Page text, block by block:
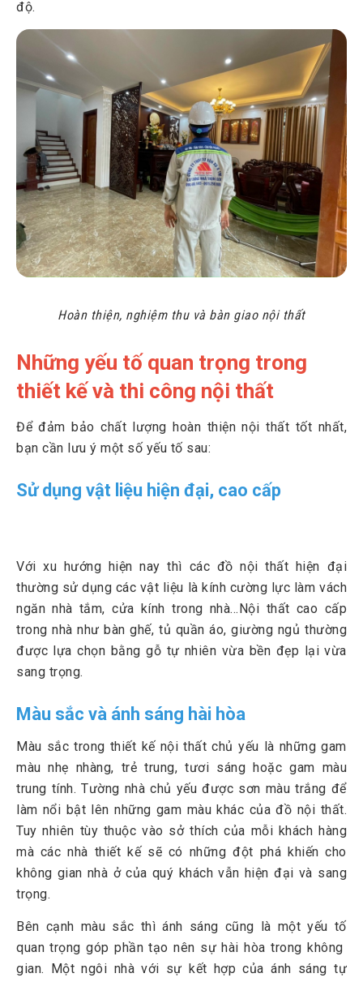
độ.
Hoàn thiện, nghiệm thu và bàn giao nội thất
Những yếu tố quan trọng trong
thiết kế và thi công nội thất
Để đảm bảo chất lượng hoàn thiện nội thất tốt nhất,
bạn cần lưu ý một số yếu tố sau:
Sử dụng vật liệu hiện đại, cao cấp
Với xu hướng hiện nay thì các đồ nội thất hiện đại
thường sử dụng các vật liệu là kính cường lực làm vách
ngăn nhà tắm, cửa kính trong nhà...Nội thất cao cấp
trong nhà như bàn ghế, tủ quần áo, giường ngủ thường
được lựa chọn bằng gỗ tự nhiên vừa bền đẹp lại vừa
sang trọng.
Màu sắc và ánh sáng hài hòa
Màu sắc trong thiết kế nội thất chủ yếu là những gam
màu nhẹ nhàng, trẻ trung, tươi sáng hoặc gam màu
trung tính. Tường nhà chủ yếu được sơn màu trắng để
làm nổi bật lên những gam màu khác của đồ nội thất.
Tuy nhiên tùy thuộc vào sở thích của mỗi khách hàng
mà các nhà thiết kế sẽ có những đột phá khiến cho
không gian nhà ở của quý khách vẫn hiện đại và sang
trọng.
Bên cạnh màu sắc thì ánh sáng cũng là một yếu tố
quan trọng góp phần tạo nên sự hài hòa trong không
gian. Một ngôi nhà với sự kết hợp của ánh sáng tự